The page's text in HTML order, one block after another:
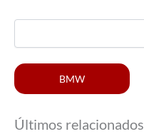
BMW
Últimos relacionados